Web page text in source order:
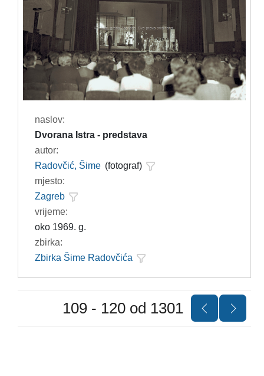
naslov:
Dvorana Istra - predstava
autor:
Radovčić, Šime (fotograf)
mjesto:
Zagreb
vrijeme:
oko 1969. g.
zbirka:
Zbirka Šime Radovčića
109 - 120 od 1301